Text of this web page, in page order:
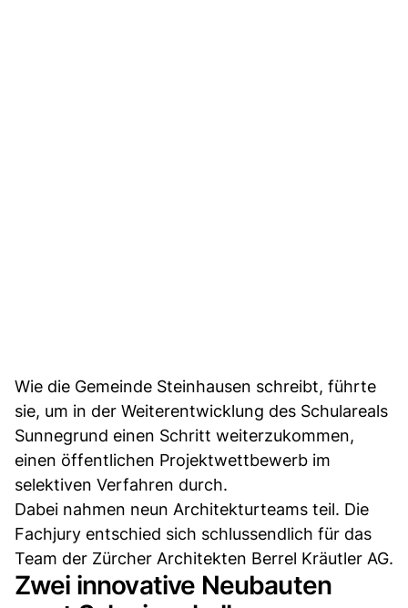
Wie die Gemeinde Steinhausen schreibt, führte
sie, um in der Weiterentwicklung des Schulareals
Sunnegrund einen Schritt weiterzukommen,
einen öffentlichen Projektwettbewerb im
selektiven Verfahren durch.
Dabei nahmen neun Architekturteams teil. Die
Fachjury entschied sich schlussendlich für das
Team der Zürcher Architekten Berrel Kräutler AG.
Zwei innovative Neubauten